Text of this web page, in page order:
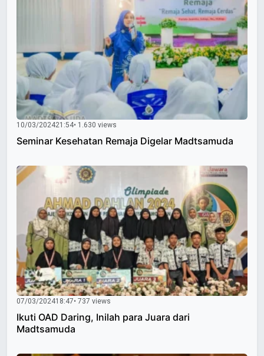
10/03/202421:54• 1.630 views
Seminar Kesehatan Remaja Digelar Madtsamuda
07/03/202418:47• 737 views
Ikuti OAD Daring, Inilah para Juara dari
Madtsamuda